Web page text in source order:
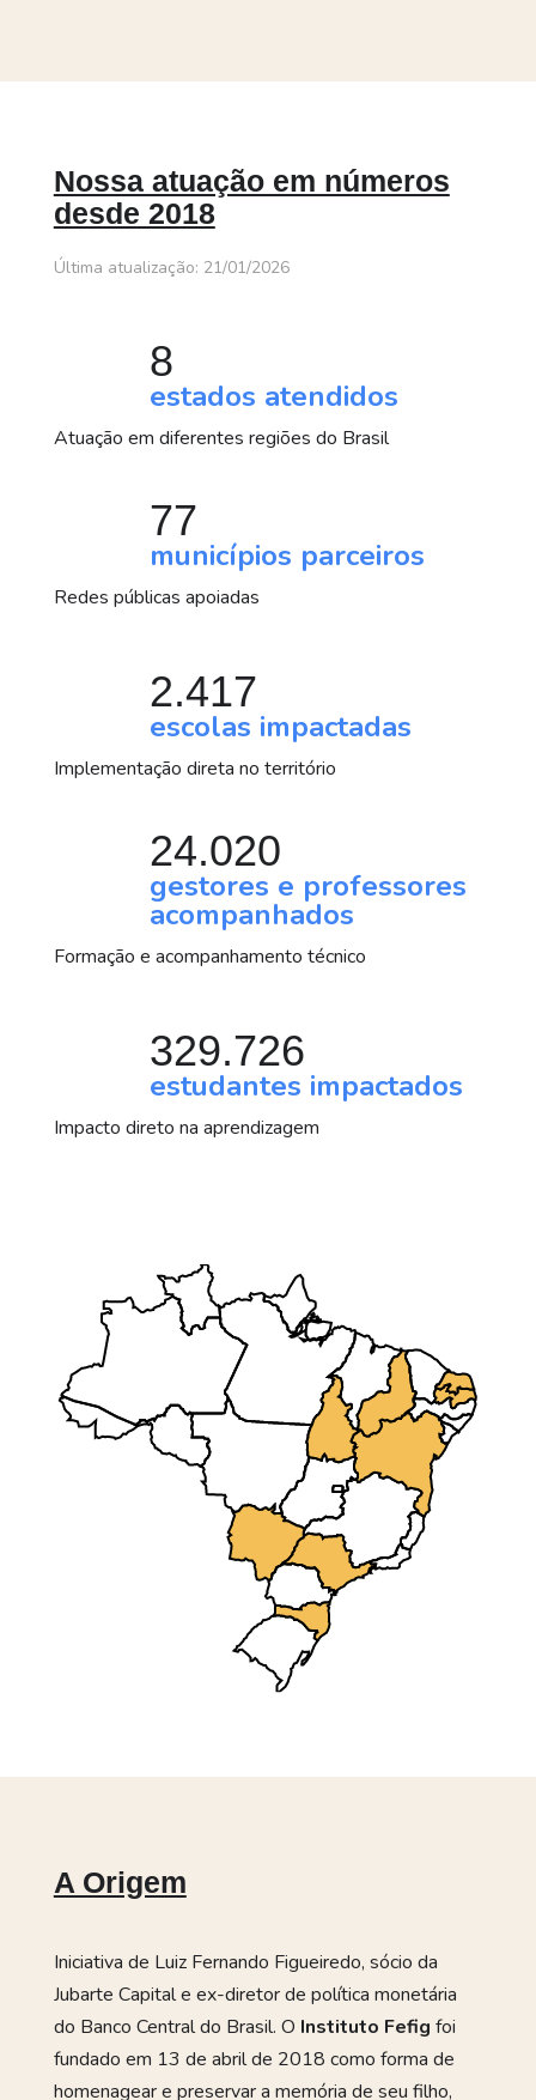
Nossa atuação em números
desde 2018
Última atualização: 21/01/2026
8
estados atendidos
Atuação em diferentes regiões do Brasil
77
municípios parceiros
Redes públicas apoiadas
2.417
escolas impactadas
Implementação direta no território
24.020
gestores e professores
acompanhados
Formação e acompanhamento técnico
329.726
estudantes impactados
Impacto direto na aprendizagem
A Origem
Iniciativa de Luiz Fernando Figueiredo, sócio da
Jubarte Capital e ex-diretor de política monetária
do Banco Central do Brasil. O Instituto Fefig foi
fundado em 13 de abril de 2018 como forma de
homenagear e preservar a memória de seu filho,